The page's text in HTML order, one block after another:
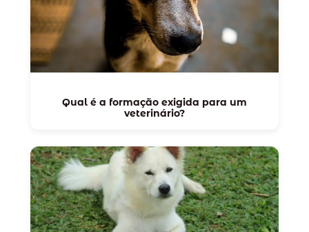
Qual é a formação exigida para um
veterinário?